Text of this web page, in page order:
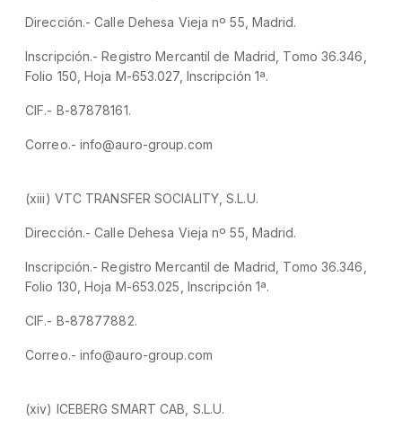
Dirección.- Calle Dehesa Vieja nº 55, Madrid.
Inscripción.- Registro Mercantil de Madrid, Tomo 36.346,
Folio 150, Hoja M-653.027, Inscripción 1ª.
CIF.- B-87878161.
Correo.- info@auro-group.com
(xiii) VTC TRANSFER SOCIALITY, S.L.U.
Dirección.- Calle Dehesa Vieja nº 55, Madrid.
Inscripción.- Registro Mercantil de Madrid, Tomo 36.346,
Folio 130, Hoja M-653.025, Inscripción 1ª.
CIF.- B-87877882.
Correo.- info@auro-group.com
(xiv) ICEBERG SMART CAB, S.L.U.